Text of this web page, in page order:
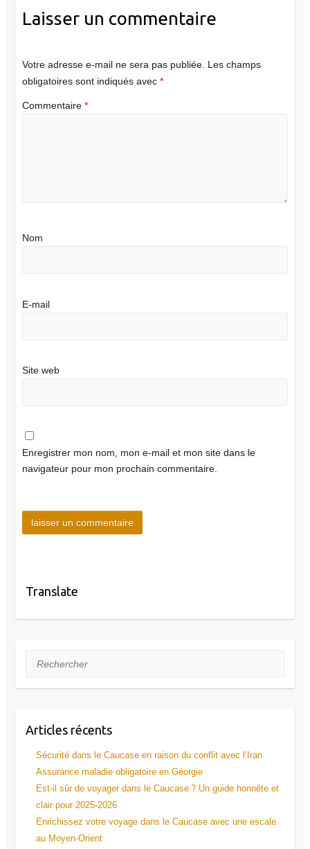
Laisser un commentaire
Votre adresse e-mail ne sera pas publiée. Les champs
obligatoires sont indiqués avec *
Commentaire *
Nom
E-mail
Site web
Enregistrer mon nom, mon e-mail et mon site dans le
navigateur pour mon prochain commentaire.
Translate
Rechercher
Articles récents
Sécurité dans le Caucase en raison du conflit avec l’Iran
Assurance maladie obligatoire en Géorgie
Est-il sûr de voyager dans le Caucase ? Un guide honnête et
clair pour 2025-2026
Enrichissez votre voyage dans le Caucase avec une escale
au Moyen-Orient